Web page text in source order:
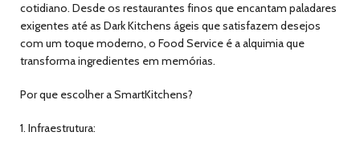
cotidiano. Desde os restaurantes finos que encantam paladares
exigentes até as Dark Kitchens ágeis que satisfazem desejos
com um toque moderno, o Food Service é a alquimia que
transforma ingredientes em memórias.
Por que escolher a SmartKitchens?
1. Infraestrutura: